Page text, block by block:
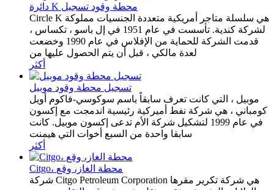
دائرة K محطة وقود تسجيل
Circle K هي سلسلة متاجر أمريكية متعددة الجنسيات مملوكة
لشركة كندية. تأسست في عام 1951 في إل باسو ، تكساس ،
قدمت الشركة للحماية من الإفلاس في عام 1990 وخضعت
لعدة مالكي ، قبل أن يتم الحصول عليها من
أكثر
تسجيل محطة وقود موبيل
موبيل ، التي كانت تعرف سابقاً باسم سوكوسي-فاكوم أويل
كومباني ، هي شركة نفط أميركية رئيسية اندمجت مع إكسون
في عام 1999 لتشكيل شركة الأم تدعى إكسون موبيل. كانت
سابقا واحدة من السبع أخوات التي هيمنت
أكثر
Citgo، محطة الغاز، وقع
شركة Citgo Petroleum Corporation هي شركة تكرير مقرها